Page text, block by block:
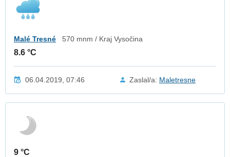
Malé Tresné 570 mnm / Kraj Vysočina
8.6 °C
06.04.2019, 07:46 Zaslal/a: Maletresne
9 °C